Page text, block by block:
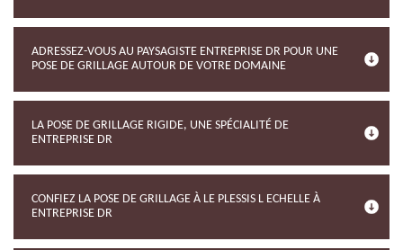
ADRESSEZ-VOUS AU PAYSAGISTE ENTREPRISE DR POUR UNE
POSE DE GRILLAGE AUTOUR DE VOTRE DOMAINE
LA POSE DE GRILLAGE RIGIDE, UNE SPÉCIALITÉ DE
ENTREPRISE DR
CONFIEZ LA POSE DE GRILLAGE À LE PLESSIS L ECHELLE À
ENTREPRISE DR